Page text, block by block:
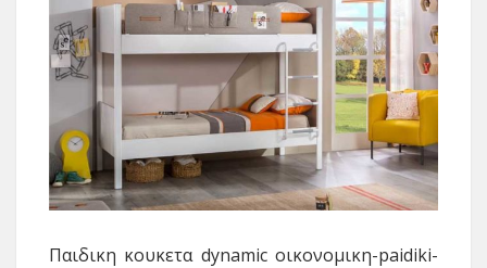
Παιδικη κουκετα dynamic οικονομικη-paidiki-